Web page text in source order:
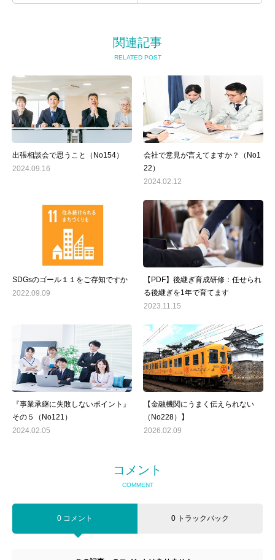
関連記事
RELATED POST
出張相談会で思うこと（No154）
2024.09.16
会社で意見が言えてますか？（No1
22）
2024.02.12
SDGsのゴール１１をご存知ですか
2022.09.09
【PDF】後継ぎ育成研修：任せられ
る後継ぎを1年で育てます
2023.11.15
『事業承継に失敗しないポイント』
その５（No121）
2024.02.05
【金融機関にうまく伝えられない
（No228）】
2026.02.09
コメント
COMMENT
0 コメント 0 トラックバック